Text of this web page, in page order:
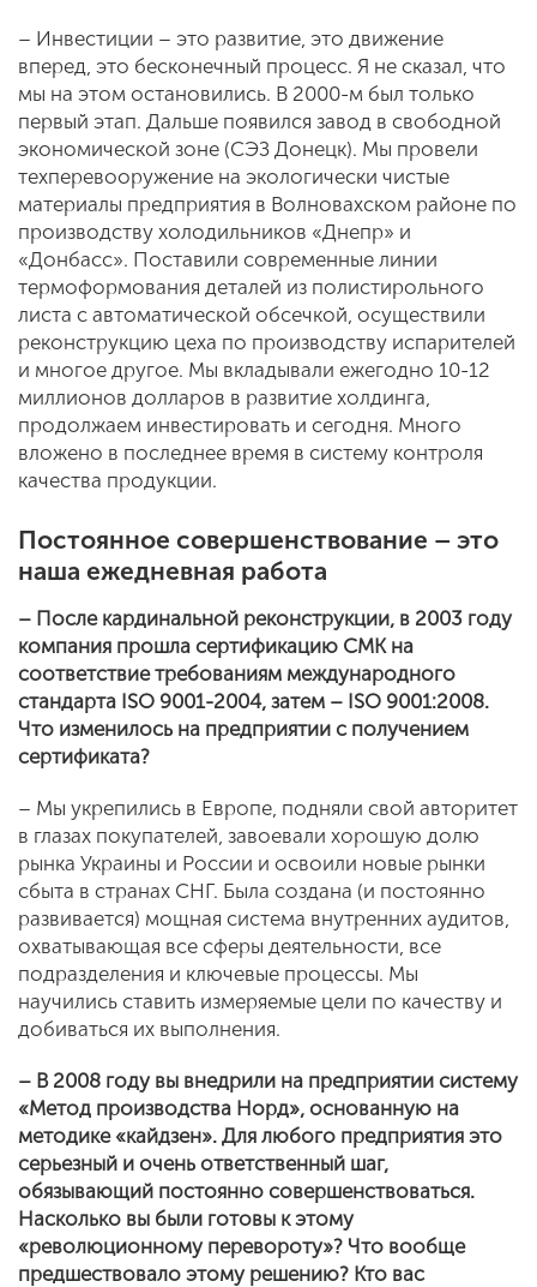
– Инвестиции – это развитие, это движение
вперед, это бесконечный процесс. Я не сказал, что
мы на этом остановились. В 2000-м был только
первый этап. Дальше появился завод в свободной
экономической зоне (СЭЗ Донецк). Мы провели
техперевооружение на экологически чистые
материалы предприятия в Волновахском районе по
производству холодильников «Днепр» и
«Донбасс». Поставили современные линии
термоформования деталей из полистирольного
листа с автоматической обсечкой, осуществили
реконструкцию цеха по производству испарителей
и многое другое. Мы вкладывали ежегодно 10-12
миллионов долларов в развитие холдинга,
продолжаем инвестировать и сегодня. Много
вложено в последнее время в систему контроля
качества продукции.
Постоянное совершенствование – это
наша ежедневная работа
– После кардинальной реконструкции, в 2003 году
компания прошла сертификацию СМК на
соответствие требованиям международного
стандарта ISO 9001-2004, затем – ISO 9001:2008.
Что изменилось на предприятии с получением
сертификата?
– Мы укрепились в Европе, подняли свой авторитет
в глазах покупателей, завоевали хорошую долю
рынка Украины и России и освоили новые рынки
сбыта в странах СНГ. Была создана (и постоянно
развивается) мощная система внутренних аудитов,
охватывающая все сферы деятельности, все
подразделения и ключевые процессы. Мы
научились ставить измеряемые цели по качеству и
добиваться их выполнения.
– В 2008 году вы внедрили на предприятии систему
«Метод производства Норд», основанную на
методике «кайдзен». Для любого предприятия это
серьезный и очень ответственный шаг,
обязывающий постоянно совершенствоваться.
Насколько вы были готовы к этому
«революционному перевороту»? Что вообще
предшествовало этому решению? Кто вас